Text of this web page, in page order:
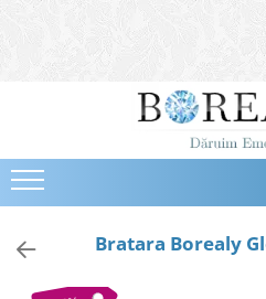
Bijuterii
Cercei
Bratari
Coliere
Bratara Borealy